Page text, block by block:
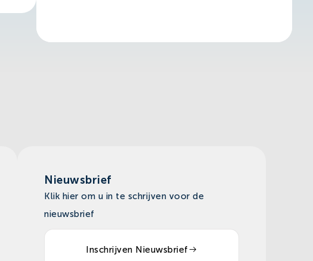
Nieuwsbrief
Klik hier om u in te schrijven voor de
nieuwsbrief
Inschrijven Nieuwsbrief